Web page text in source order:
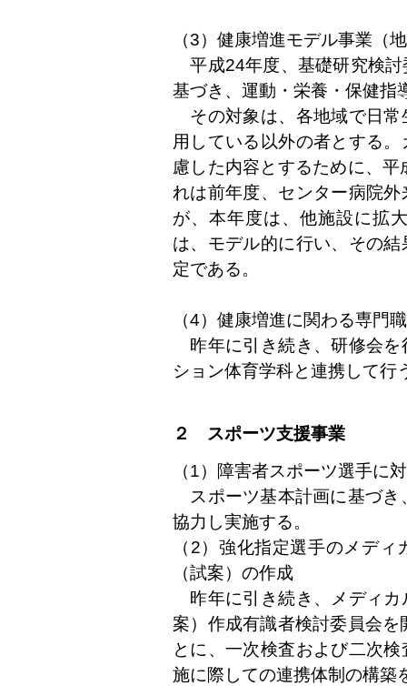
（3）健康増進モデル事業（
平成24年度、基礎研究検討
基づき、運動・栄養・保健指
その対象は、各地域で日常
用している以外の者とする
慮した内容とするために、
れは前年度、センター病院
が、本年度は、他施設に拡
は、モデル的に行い、その
定である。
（4）健康増進に関わる専門
昨年に引き続き、研修会を
ション体育学科と連携して行
２ スポーツ支援事業
（1）障害者スポーツ選手に
スポーツ基本計画に基づき
協力し実施する。
（2）強化指定選手のメデ
（試案）の作成
昨年に引き続き、メディカ
案）作成有識者検討委員会
とに、一次検査および二次
施に際しての連携体制の構築